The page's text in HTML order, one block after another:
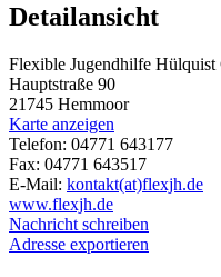
Detailansicht
Flexible Jugendhilfe
Hauptstraße 90
21745 Hemmoor
Karte anzeigen
Telefon: 04771 643177
Fax: 04771 643517
E-Mail: kontakt(at)flexjh.de
www.flexjh.de
Nachricht schreiben
Adresse exportieren